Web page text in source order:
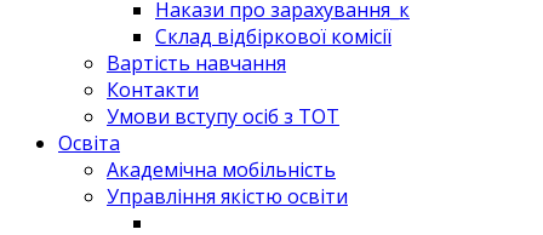
Накази про зарахування_к
Склад відбіркової комісії
Вартість навчання
Контакти
Умови вступу осіб з ТОТ
Освіта
Академічна мобільність
Управління якістю освіти